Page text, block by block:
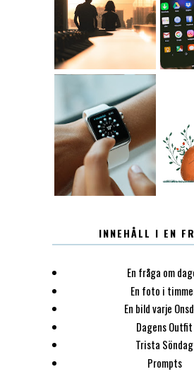
KONTAKT
12.30
INNEHÅLL I EN
En fråga om
En foto i
En bild varje
Dagens Outfit
Trista Söndag
Prompts